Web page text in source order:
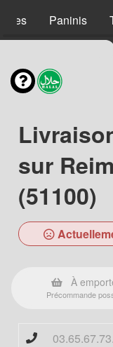
Paninis
sur
(51100)
À
Précommande